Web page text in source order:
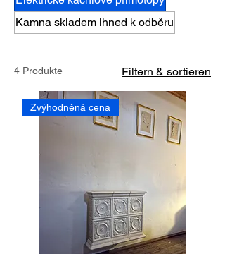
Kamna skladem ihned k odběru
4 Produkte Filtern & sortieren
Zvýhodněná cena